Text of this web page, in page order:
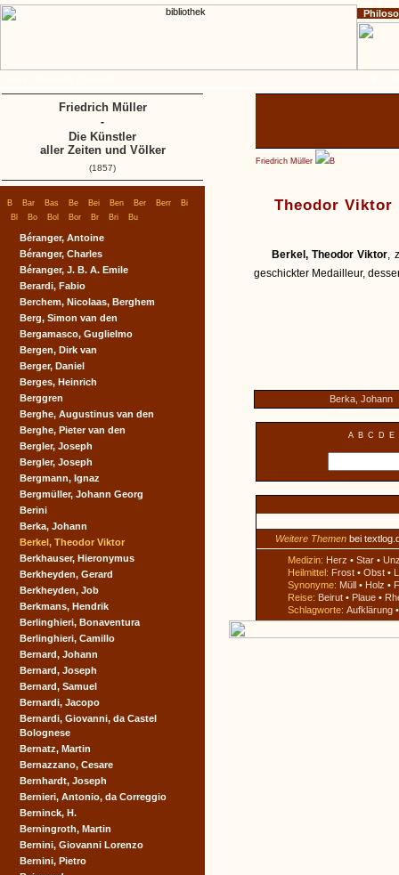
Friedrich Müller B
Theodor Viktor
Berkel, Theodor Viktor,
geschickter Medailleur,
Berka, Johann
A B C D E
Weitere Themen bei
Medizin: Herz • Star •
Heilmittel: Frost • Obst •
Synonyme: Müll • Holz •
Reise: Beirut • Plaue •
Schlagworte: Aufklärung
B Bar Bas Be Bei Ben Ber Berr Bi
Bl Bo Bol Bor Br Bri Bu
Béranger, Antoine
Béranger, Charles
Béranger, J. B. A. Emile
Berardi, Fabio
Berchem, Nicolaas, Berghem
Berg, Simon van den
Bergamasco, Guglielmo
Bergen, Dirk van
Berger, Daniel
Berges, Heinrich
Berggren
Berghe, Augustinus van den
Berghe, Pieter van den
Bergler, Joseph
Bergler, Joseph
Bergmann, Ignaz
Bergmüller, Johann Georg
Berini
Berka, Johann
Berkel, Theodor Viktor
Berkhauser, Hieronymus
Berkheyden, Gerard
Berkheyden, Job
Berkmans, Hendrik
Berlinghieri, Bonaventura
Berlinghieri, Camillo
Bernard, Johann
Bernard, Joseph
Bernard, Samuel
Bernardi, Jacopo
Bernardi, Giovanni, da Castel
Bolognese
Bernatz, Martin
Bernazzano, Cesare
Bernhardt, Joseph
Bernieri, Antonio, da Correggio
Berninck, H.
Berningroth, Martin
Bernini, Giovanni Lorenzo
Bernini, Pietro
Friedrich Müller
-
Die Künstler
aller Zeiten und Völker
(1857)